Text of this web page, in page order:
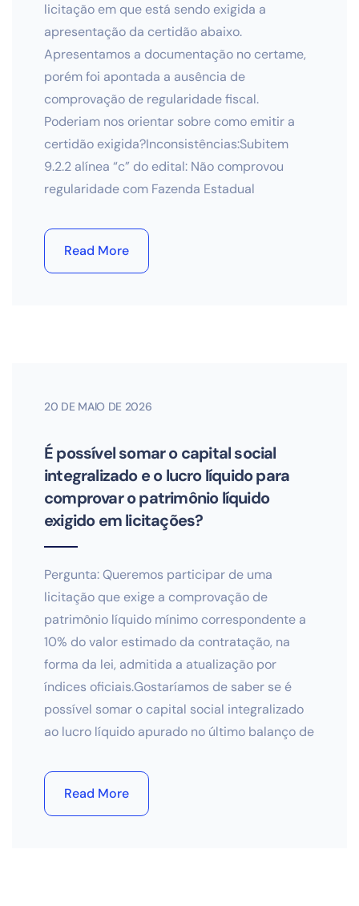
licitação em que está sendo exigida a
apresentação da certidão abaixo.
Apresentamos a documentação no certame,
porém foi apontada a ausência de
comprovação de regularidade fiscal.
Poderiam nos orientar sobre como emitir a
certidão exigida?Inconsistências:Subitem
9.2.2 alínea “c” do edital: Não comprovou
regularidade com Fazenda Estadual
Read More
20 DE MAIO DE 2026
É possível somar o capital social
integralizado e o lucro líquido para
comprovar o patrimônio líquido
exigido em licitações?
Pergunta: Queremos participar de uma
licitação que exige a comprovação de
patrimônio líquido mínimo correspondente a
10% do valor estimado da contratação, na
forma da lei, admitida a atualização por
índices oficiais.Gostaríamos de saber se é
possível somar o capital social integralizado
ao lucro líquido apurado no último balanço de
Read More